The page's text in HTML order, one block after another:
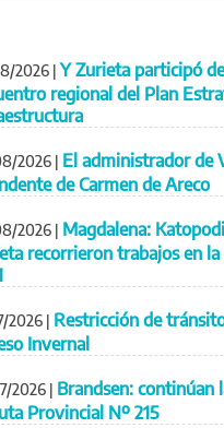
2026 | Y Zurieta participó
regional del Plan
2026 | El administrador de
de Carmen de Areco
2026 | Magdalena:
recorrieron trabajos en
2026 | Restricción de
Invernal
2026 | Brandsen: continúan
Provincial Nº 215